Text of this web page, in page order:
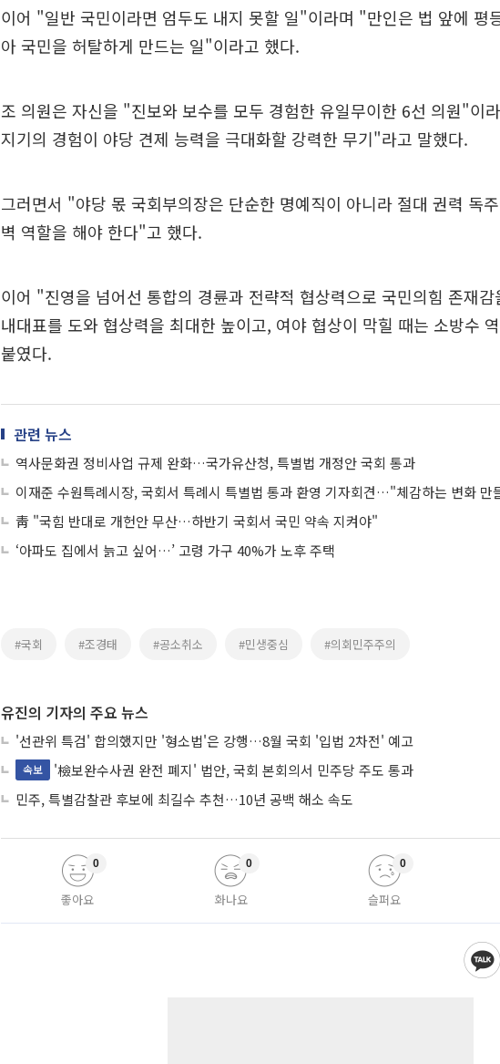
이어 "일반 국민이라면 엄두도 내지 못할 일"이라며 "만인은 법 앞에 평
아 국민을 허탈하게 만드는 일"이라고 했다.
조 의원은 자신을 "진보와 보수를 모두 경험한 유일무이한 6선 의원"이
지기의 경험이 야당 견제 능력을 극대화할 강력한 무기"라고 말했다.
그러면서 "야당 몫 국회부의장은 단순한 명예직이 아니라 절대 권력 독
벽 역할을 해야 한다"고 했다.
이어 "진영을 넘어선 통합의 경륜과 전략적 협상력으로 국민의힘 존재
내대표를 도와 협상력을 최대한 높이고, 여야 협상이 막힐 때는 소방수
붙였다.
관련 뉴스
역사문화권 정비사업 규제 완화…국가유산청, 특별법 개정안 국회 통과
이재준 수원특례시장, 국회서 특례시 특별법 통과 환영 기자회견…"체감하는 변화 만
靑 "국힘 반대로 개헌안 무산…하반기 국회서 국민 약속 지켜야"
‘아파도 집에서 늙고 싶어…’ 고령 가구 40%가 노후 주택
#국회 #조경태 #공소취소 #민생중심 #의회민주주의
유진의 기자의 주요 뉴스
'선관위 특검' 합의했지만 '형소법'은 강행…8월 국회 '입법 2차전' 예고
속보
'檢보완수사권 완전 폐지' 법안, 국회 본회의서 민주당 주도 통과
민주, 특별감찰관 후보에 최길수 추천…10년 공백 해소 속도
좋아요
0
화나요
0
슬퍼요
0